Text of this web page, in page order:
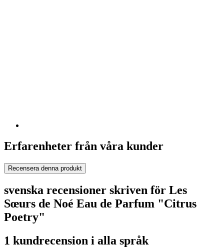
Erfarenheter från våra kunder
Recensera denna produkt
svenska recensioner skriven för Les
Sœurs de Noé Eau de Parfum "Citrus
Poetry"
1 kundrecension i alla språk